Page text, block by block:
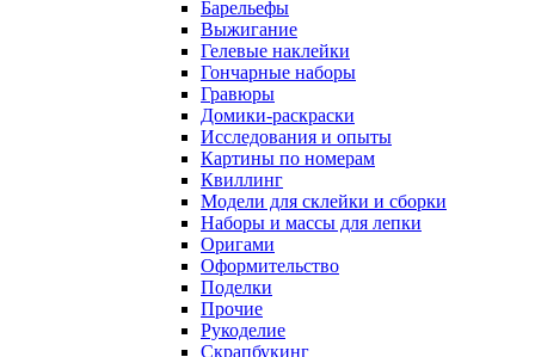
Барельефы
Выжигание
Гелевые наклейки
Гончарные наборы
Гравюры
Домики-раскраски
Исследования и опыты
Картины по номерам
Квиллинг
Модели для склейки и сборки
Наборы и массы для лепки
Оригами
Оформительство
Поделки
Прочие
Рукоделие
Скрапбукинг